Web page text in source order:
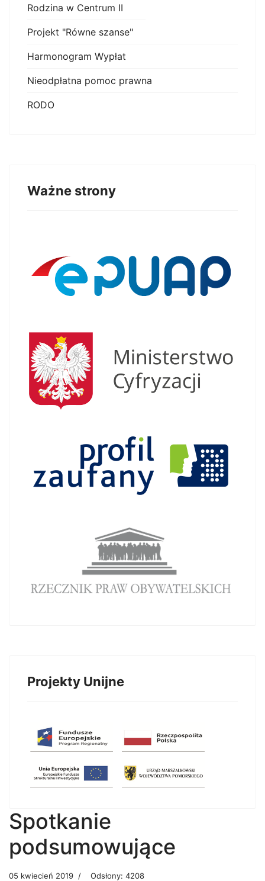
Rodzina w Centrum II
Projekt "Równe szanse"
Harmonogram Wypłat
Nieodpłatna pomoc prawna
RODO
Ważne strony
Projekty Unijne
Spotkanie
podsumowujące
05 kwiecień 2019 Odsłony: 4208